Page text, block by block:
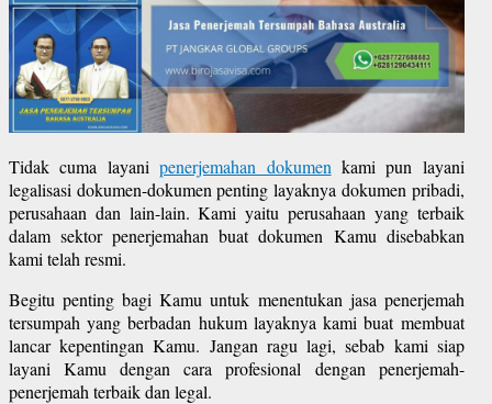
Tidak cuma layanipenerjemahan dokumen kami pun layani
legalisasi dokumen-dokumen penting layaknya dokumen pribadi,
perusahaan dan lain-lain. Kami yaitu perusahaan yang terbaik
dalam sektor penerjemahan buat dokumen Kamu disebabkan
kami telah resmi.
Begitu penting bagi Kamu untuk menentukan jasa penerjemah
tersumpah yang berbadan hukum layaknya kami buat membuat
lancar kepentingan Kamu. Jangan ragu lagi, sebab kami siap
layani Kamu dengan cara profesional dengan penerjemah-
penerjemah terbaik dan legal.